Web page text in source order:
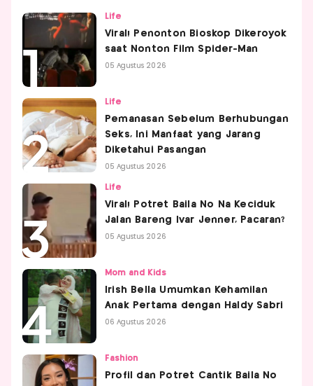
Life
Viral! Penonton Bioskop Dikeroyok
saat Nonton Film Spider-Man
05 Agustus 2026
Life
Pemanasan Sebelum Berhubungan
Seks, Ini Manfaat yang Jarang
Diketahui Pasangan
05 Agustus 2026
Life
Viral! Potret Baila No Na Keciduk
Jalan Bareng Ivar Jenner, Pacaran?
05 Agustus 2026
Mom and Kids
Irish Bella Umumkan Kehamilan
Anak Pertama dengan Haldy Sabri
06 Agustus 2026
Fashion
Profil dan Potret Cantik Baila No